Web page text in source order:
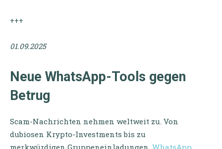
+++
01.09.2025
Neue WhatsApp-Tools gegen
Betrug
Scam-Nachrichten nehmen weltweit zu. Von
dubiosen Krypto-Investments bis zu
merkwürdigen Gruppeneinladungen. WhatsApp